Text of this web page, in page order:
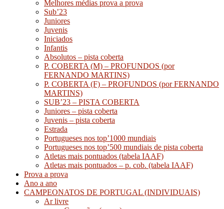
Melhores médias prova a prova
Sub’23
Juniores
Juvenis
Iniciados
Infantis
Absolutos – pista coberta
P. COBERTA (M) – PROFUNDOS (por
FERNANDO MARTINS)
P. COBERTA (F) – PROFUNDOS (por FERNANDO
MARTINS)
SUB’23 – PISTA COBERTA
Juniores – pista coberta
Juvenis – pista coberta
Estrada
Portugueses nos top’1000 mundiais
Portugueses nos top’500 mundiais de pista coberta
Atletas mais pontuados (tabela IAAF)
Atletas mais pontuados – p. cob. (tabela IAAF)
Prova a prova
Ano a ano
CAMPEONATOS DE PORTUGAL (INDIVIDUAIS)
Ar livre